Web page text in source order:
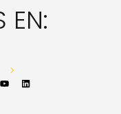
EN:
YouTube